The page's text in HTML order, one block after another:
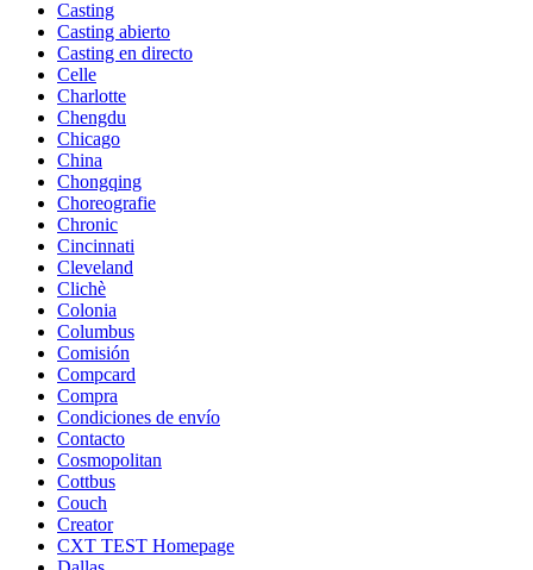
Casting
Casting abierto
Casting en directo
Celle
Charlotte
Chengdu
Chicago
China
Chongqing
Choreografie
Chronic
Cincinnati
Cleveland
Clichè
Colonia
Columbus
Comisión
Compcard
Compra
Condiciones de envío
Contacto
Cosmopolitan
Cottbus
Couch
Creator
CXT TEST Homepage